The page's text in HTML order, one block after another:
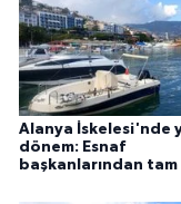
Alanya İskelesi'nde
dönem: Esnaf
başkanlarından